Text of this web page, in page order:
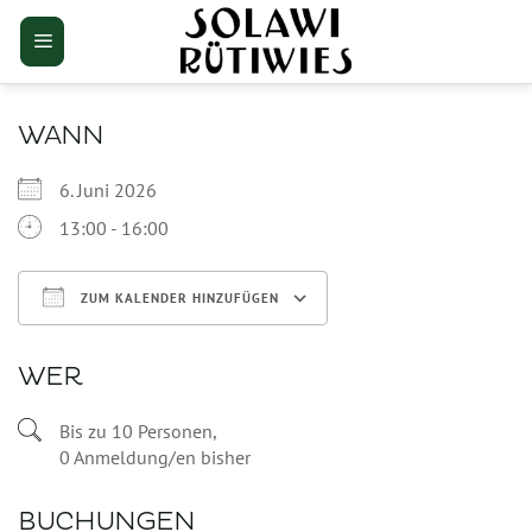
Zum
Inhalt
springen
WANN
6. Juni 2026
13:00 - 16:00
ZUM KALENDER HINZUFÜGEN
WER
Bis zu 10 Personen,
0 Anmeldung/en bisher
BUCHUNGEN